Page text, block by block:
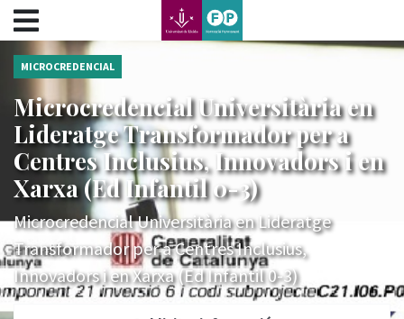
???label.access.jump.content???
???label.access.jump.header???
???label.access.jump.footer???
???label.access.jump.menu???
MICROCREDENCIAL
Microcredencial Universitària en
Lideratge Transformador per a
Centres Inclusius, Innovadors i en
Xarxa (Ed Infantil 0-3)
Microcredencial Universitària en Lideratge
Transformador per a Centres Inclusius,
Innovadors i en Xarxa (Ed Infantil 0-3)